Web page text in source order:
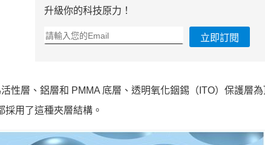
升級你的科技原力！
立即訂閱
性層、鋁層和 PMMA 底層、透明氧化銦錫（ITO）保護層
用了這種夾層結構。